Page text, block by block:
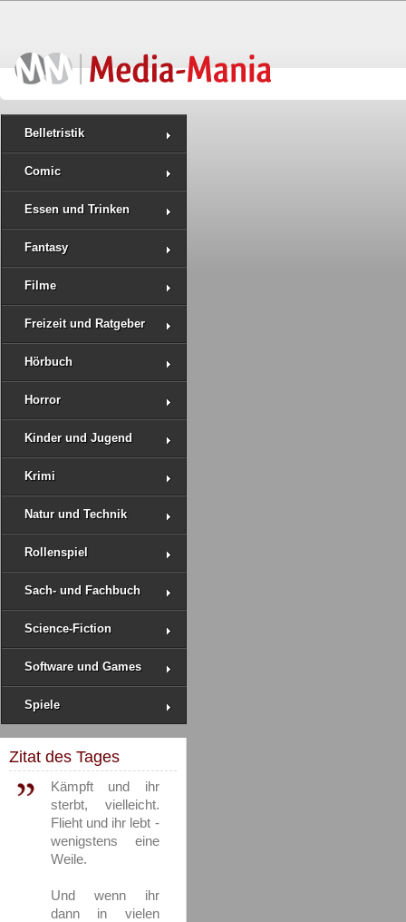
Belletristik
Comic
Essen und Trinken
Fantasy
Filme
Freizeit und Ratgeber
Hörbuch
Horror
Kinder und Jugend
Krimi
Natur und Technik
Rollenspiel
Sach- und Fachbuch
Science-Fiction
Software und Games
Spiele
Zitat des Tages
Kämpft und ihr
sterbt, vielleicht.
Flieht und ihr lebt -
wenigstens eine
Weile.
Und wenn ihr
dann in vielen